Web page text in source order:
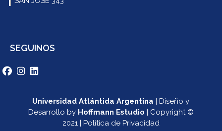
SEGUINOS
Universidad Atlántida Argentina | Diseño y
Desarrollo by Hoffmann Estudio | Copyright ©
2021 | Política de Privacidad